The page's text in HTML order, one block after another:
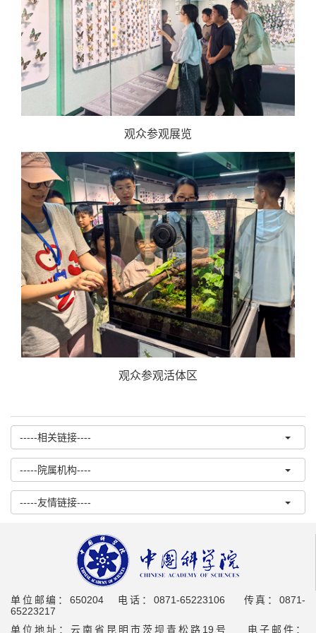
观众参观展览
观众参观活体区
-----相关链接----
-----院属机构----
-----友情链接----
单位邮编：650204 电话：0871-65223106 传真：0871-
65223217
单位地址：云南省昆明市茨坝青松路19号 电子邮件：